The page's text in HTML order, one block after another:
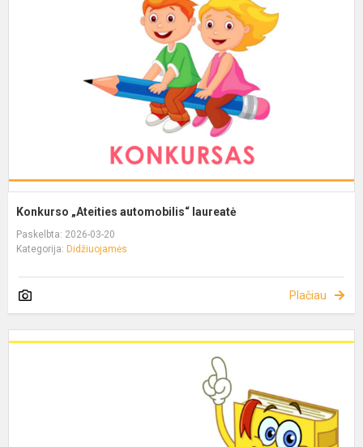
Konkurso „Ateities automobilis“ laureatė
Paskelbta: 2026-03-20
Kategorija: Didžiuojamės
Plačiau